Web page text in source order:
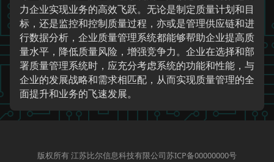
力企业实现业务的高效飞跃。无论是制定质量计划和目
标，还是监控和控制质量过程，亦或是管理供应链和进
行数据分析，企业质量管理系统都能够帮助企业提高质
量水平，降低质量风险，增强竞争力。企业在选择和部
署质量管理系统时，应充分考虑系统的功能和性能，与
企业的发展战略和需求相匹配，从而实现质量管理的全
面提升和业务的飞速发展。
版权所有 江苏比尔信息科技有限公司苏ICP备00000000号